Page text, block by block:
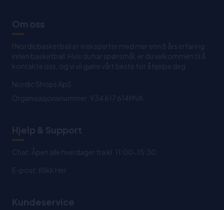
Om oss
I Nordicbasketball er vi eksperter med mer enn 8 års erfaring
innen basketball. Hvis du har spørsmål, er du velkommen til å
kontakte oss, og vi vil gjøre vårt beste for å hjelpe deg
Nordic Shops ApS
Organisasjonsnummer: 934 617 614MVA
Hjelp & Support
Chat: Åpen alle hverdager fra kl. 11:00-15:30.
E-post: Klikk Her
Kundeservice